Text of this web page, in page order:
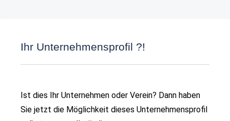
Ihr Unternehmensprofil ?!
Ist dies Ihr Unternehmen oder Verein? Dann haben
Sie jetzt die Möglichkeit dieses Unternehmensprofil